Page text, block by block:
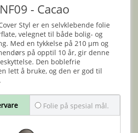
- Cacao
Styl er en selvklebende folie
velegnet til både bolig- og
Med en tykkelse på 210 µm og
på opptil 10 år, gir denne
Den boblefrie
lett å bruke, og den er god til
Folie på spesial mål.